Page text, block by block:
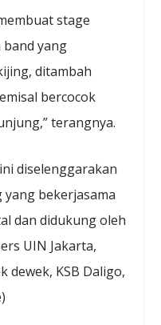
stage
yang
ditambah
bercocok
terangnya.
diselenggarakan
bekerjasama
dan didukung oleh
UIN Jakarta,
dewek, KSB Daligo,